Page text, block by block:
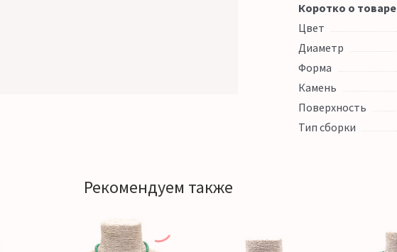
Коротко о товаре
Цвет
Диаметр
Форма
Камень
Поверхность
Тип сборки
Рекомендуем также